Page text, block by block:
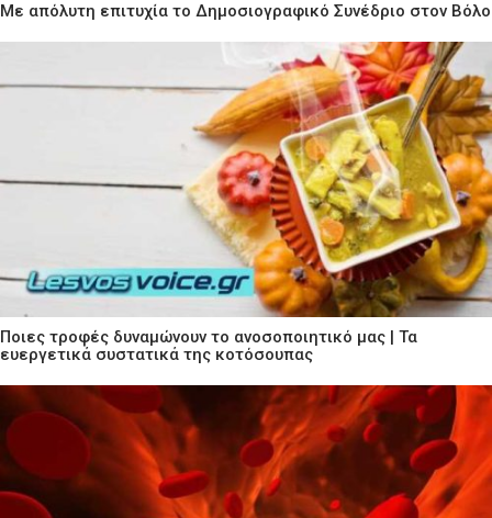
Με απόλυτη επιτυχία το Δημοσιογραφικό Συνέδριο στον Βόλο
Ποιες τροφές δυναμώνουν το ανοσοποιητικό μας | Τα
ευεργετικά συστατικά της κοτόσουπας